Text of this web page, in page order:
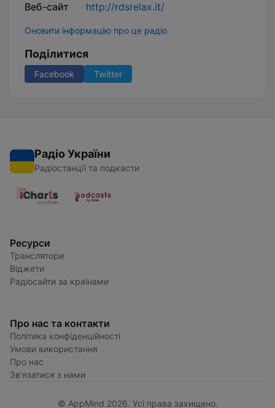
Веб-сайт http://rdsrelax.it/
Оновити інформацію про це радіо
Поділитися
Facebook Twitter
Радіо України
Радіостанції та подкасти
Ресурси
Транслятори
Віджети
Радіосайти за країнами
Про нас та контакти
Політика конфіденційності
Умови використання
Про нас
Зв'язатися з нами
© AppMind 2026. Усі права захищено.